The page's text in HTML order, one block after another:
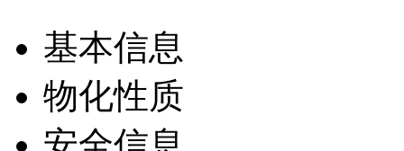
基本信息
物化性质